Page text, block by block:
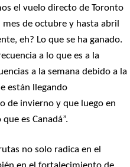
el vuelo directo de Toronto
de octubre y hasta abril
eh? Lo que se ha ganado.
a lo que es a la
a la semana debido a la
están llegando
de invierno y que luego en
es Canadá”.
no solo radica en el